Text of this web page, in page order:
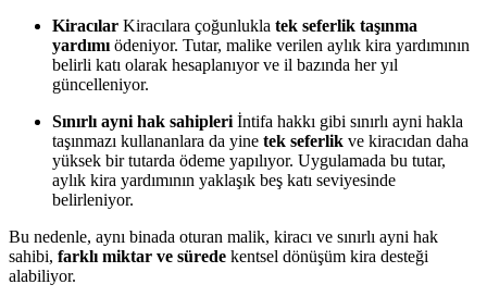
Kiracılar Kiracılara çoğunlukla tek seferlik taşınma
yardımı ödeniyor. Tutar, malike verilen aylık kira yardımının
belirli katı olarak hesaplanıyor ve il bazında her yıl
güncelleniyor.
Sınırlı ayni hak sahipleri İntifa hakkı gibi sınırlı ayni hakla
taşınmazı kullananlara da yine tek seferlik ve kiracıdan daha
yüksek bir tutarda ödeme yapılıyor. Uygulamada bu tutar,
aylık kira yardımının yaklaşık beş katı seviyesinde
belirleniyor.
Bu nedenle, aynı binada oturan malik, kiracı ve sınırlı ayni hak
sahibi, farklı miktar ve sürede kentsel dönüşüm kira desteği
alabiliyor.